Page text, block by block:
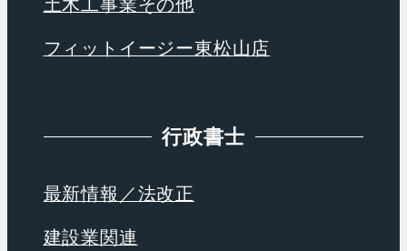
土木工事業その他
フィットイージー東松山店
行政書士
最新情報／法改正
建設業関連